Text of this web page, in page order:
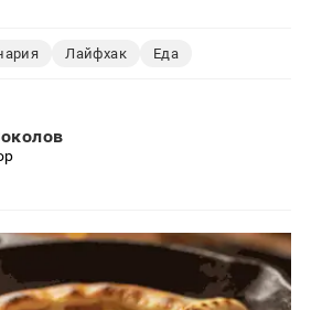
Лайфхак Еда